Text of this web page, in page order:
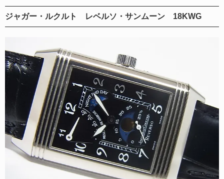
ジャガー・ルクルト レベルソ・サンムーン 18KWG